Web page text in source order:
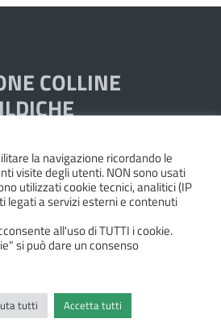
COLLINE
RE
0522.249298
di accessibilità e feedback
la navigazione ricordando le
visite degli utenti. NON sono usati
utilizzati cookie tecnici, analitici (IP
legati a servizi esterni e contenuti
all'uso di TUTTI i cookie.
si può dare un consenso
tutti Accetta tutti